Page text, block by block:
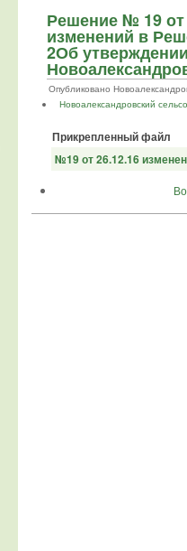
Решение № 19 от
изменений в
2Об
Опубликовано
Новоалександровский
Прикрепленный файл
№19 от 26.12.16